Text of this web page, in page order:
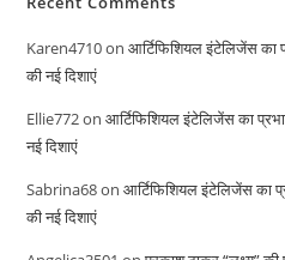
Karen4710onआर्टिफिशियल इंटेलिजेंस का
की नई दिशाएं
Ellie772onआर्टिफिशियल इंटेलिजेंस का
नई दिशाएं
Sabrina68onआर्टिफिशियल इंटेलिजेंस का
की नई दिशाएं